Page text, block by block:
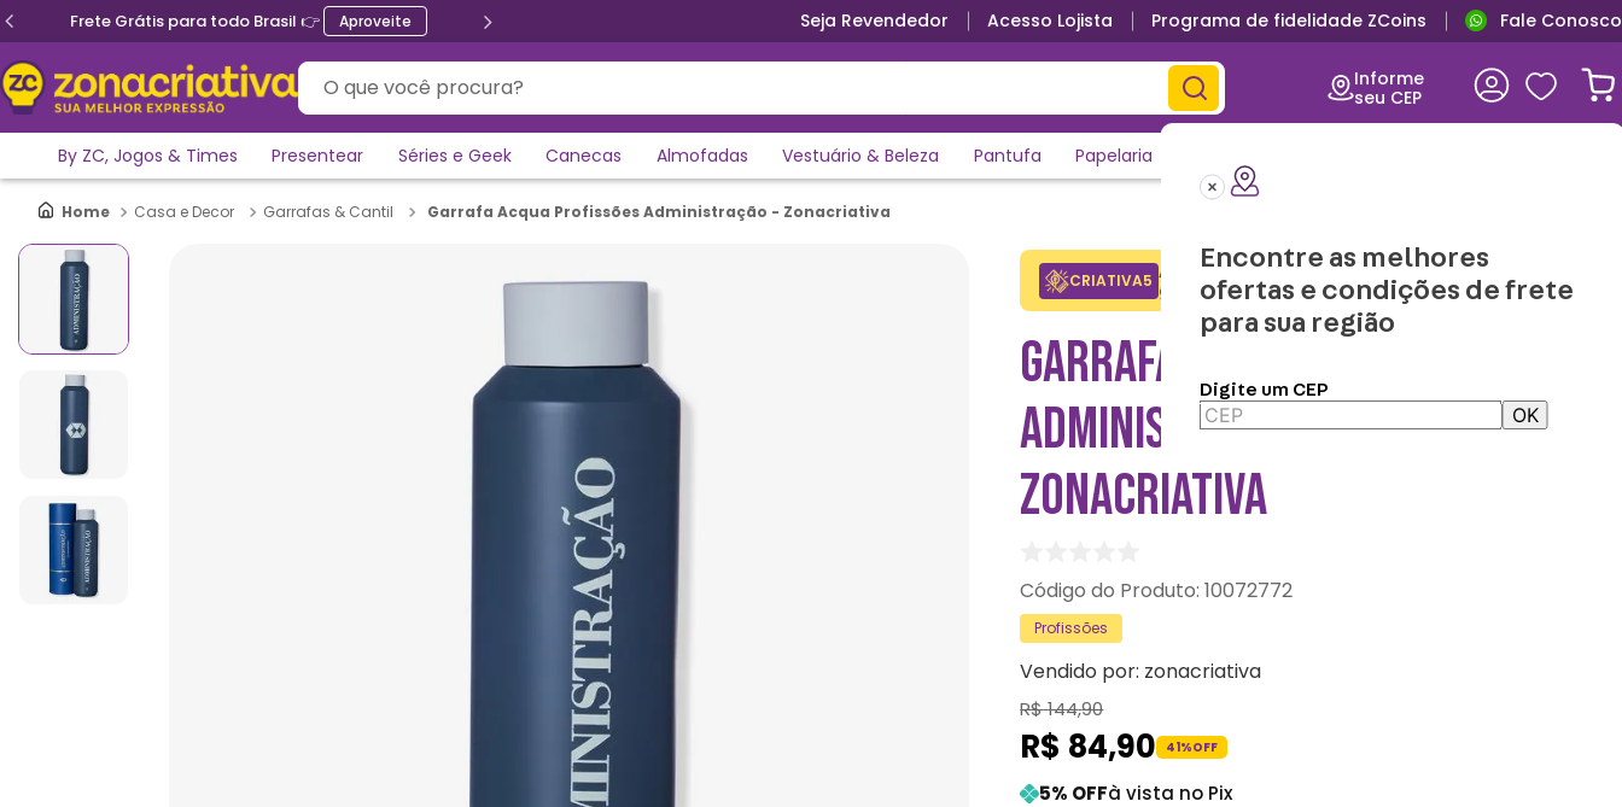
Ganhe 5% de desconto no PIX Seja Revendedor Acesso Lojista Programa de fidelidade ZCoins Fale Conosco
O que você procura?
Informe
seu CEP
Encontre as melhores
ofertas e condições de frete
para sua região
Digite um CEP
OK
By ZC, Jogos & Times Presentear Séries e Geek Canecas Almofadas Vestuário & Beleza Pantufa Papelaria
Casa e Decor Garrafas & Cantil Garrafa Acqua Profissões Administração - Zonacriativa
CRIATIVA5 Adicione o cupom no carrinho e
ganhe desconto na 1a compra.
Copiar
GARRAFA ACQUA PROFISSÕES
ADMINISTRAÇÃO -
ZONACRIATIVA
:10072772
Profissões
Vendido por: zonacriativa
R$144,90
R$ 84,90 41%OFF
5% OFFà vista no Pix